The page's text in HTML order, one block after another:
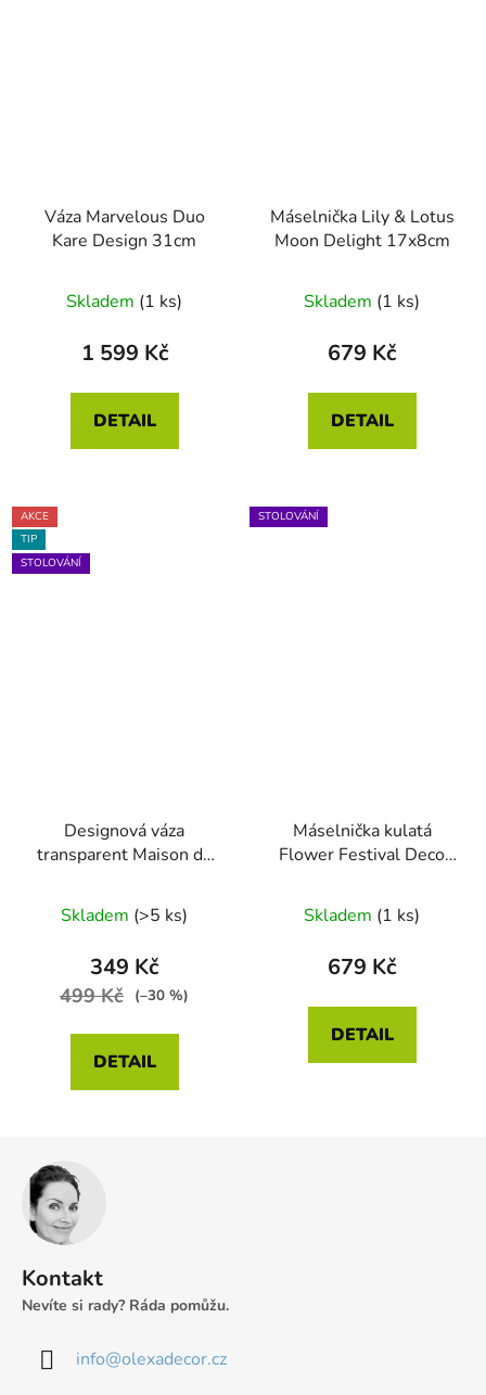
Váza Marvelous Duo
Kare Design 31cm
Skladem (1 ks)
1 599 Kč
DETAIL
Máselnička Lily & Lotus
Moon Delight 17x8cm
Skladem (1 ks)
679 Kč
DETAIL
AKCE
TIP
STOLOVÁNÍ
Designová váza
transparent Maison du
Skladem (>5 ks)
349 Kč
499 Kč (–30 %)
DETAIL
STOLOVÁNÍ
Máselnička kulatá
Flower Festival Deco
Skladem (1 ks)
679 Kč
DETAIL
Kontakt
Nevíte si rady? Ráda pomůžu.
info@olexadecor.cz